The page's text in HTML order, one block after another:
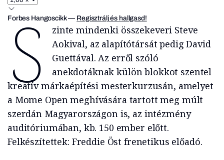
Forbes Hangoscikk— Regisztrálj és hallgasd!
S
zinte mindenki összekeveri Steve
Aokival, az alapítótársát pedig David
Guettával. Az erről szóló
anekdotáknak külön blokkot szentel
kreatív márkaépítési mesterkurzusán, amelyet
a Mome Open meghívására tartott meg múlt
szerdán Magyarországon is, az intézmény
auditóriumában, kb. 150 ember előtt.
Felkészítettek: Freddie Öst frenetikus előadó.